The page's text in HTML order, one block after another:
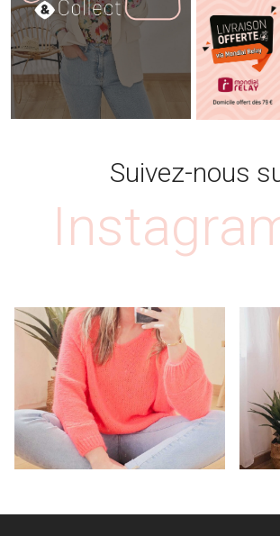
Suivez-nous